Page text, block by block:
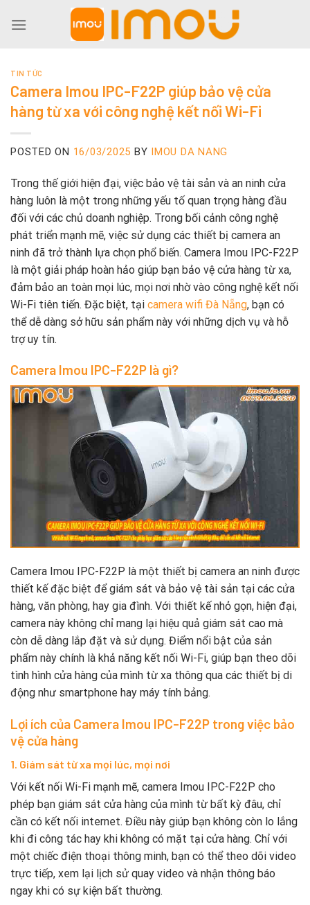
TIN TỨC
Camera Imou IPC-F22P giúp bảo vệ cửa
hàng từ xa với công nghệ kết nối Wi-Fi
POSTED ON 16/03/2025 BY IMOU DA NANG
Trong thế giới hiện đại, việc bảo vệ tài sản và an ninh cửa
hàng luôn là một trong những yếu tố quan trọng hàng đầu
đối với các chủ doanh nghiệp. Trong bối cảnh công nghệ
phát triển mạnh mẽ, việc sử dụng các thiết bị camera an
ninh đã trở thành lựa chọn phổ biến. Camera Imou IPC-F22P
là một giải pháp hoàn hảo giúp bạn bảo vệ cửa hàng từ xa,
đảm bảo an toàn mọi lúc, mọi nơi nhờ vào công nghệ kết nối
Wi-Fi tiên tiến. Đặc biệt, tại camera wifi Đà Nẵng, bạn có
thể dễ dàng sở hữu sản phẩm này với những dịch vụ và hỗ
trợ uy tín.
Camera Imou IPC-F22P là gì?
Camera Imou IPC-F22P là một thiết bị camera an ninh được
thiết kế đặc biệt để giám sát và bảo vệ tài sản tại các cửa
hàng, văn phòng, hay gia đình. Với thiết kế nhỏ gọn, hiện đại,
camera này không chỉ mang lại hiệu quả giám sát cao mà
còn dễ dàng lắp đặt và sử dụng. Điểm nổi bật của sản
phẩm này chính là khả năng kết nối Wi-Fi, giúp bạn theo dõi
tình hình cửa hàng của mình từ xa thông qua các thiết bị di
động như smartphone hay máy tính bảng.
Lợi ích của Camera Imou IPC-F22P trong việc bảo
vệ cửa hàng
1. Giám sát từ xa mọi lúc, mọi nơi
Với kết nối Wi-Fi mạnh mẽ, camera Imou IPC-F22P cho
phép bạn giám sát cửa hàng của mình từ bất kỳ đâu, chỉ
cần có kết nối internet. Điều này giúp bạn không còn lo lắng
khi đi công tác hay khi không có mặt tại cửa hàng. Chỉ với
một chiếc điện thoại thông minh, bạn có thể theo dõi video
trực tiếp, xem lại lịch sử quay video và nhận thông báo
ngay khi có sự kiện bất thường.